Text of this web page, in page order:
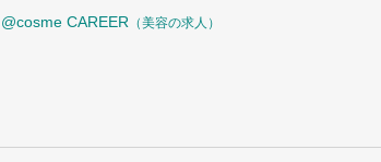
@cosme CAREER （美容の求人）